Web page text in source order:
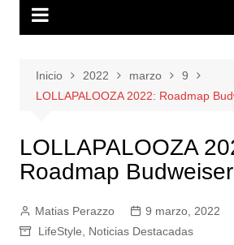
Inicio 2022 marzo
9
LOLLAPALOOZA 2022: Roadmap
LOLLAPALOOZA
Roadmap Budweiser
Matias Perazzo
9 marzo, 2022
LifeStyle, Noticias Destacadas